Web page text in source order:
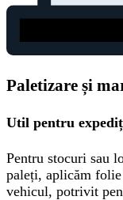
Paletizare și
Util pentru
Pentru stocuri sau
paleți, aplicăm
vehicul, potrivit